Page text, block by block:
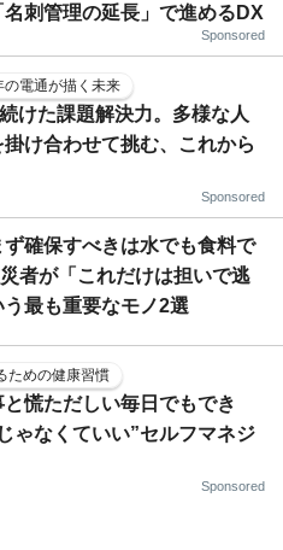
名刺管理の延長」で進めるDX
Sponsored
電通が描く未来
けた課題解決力。多様な人
け合わせて挑む、これから
Sponsored
ず確保すべきは水でも食料で
者が「これだけは担いで逃
最も重要なモノ2選
ための健康習慣
慌ただしい毎日でもでき
ゃなくていい”セルフマネジ
Sponsored